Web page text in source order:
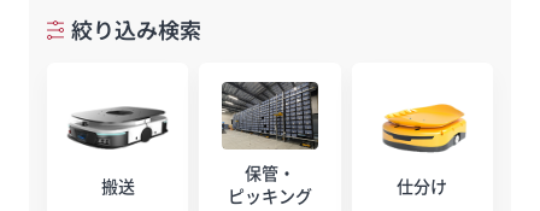
絞り込み検索
搬送
保管・
ピッキング
仕分け